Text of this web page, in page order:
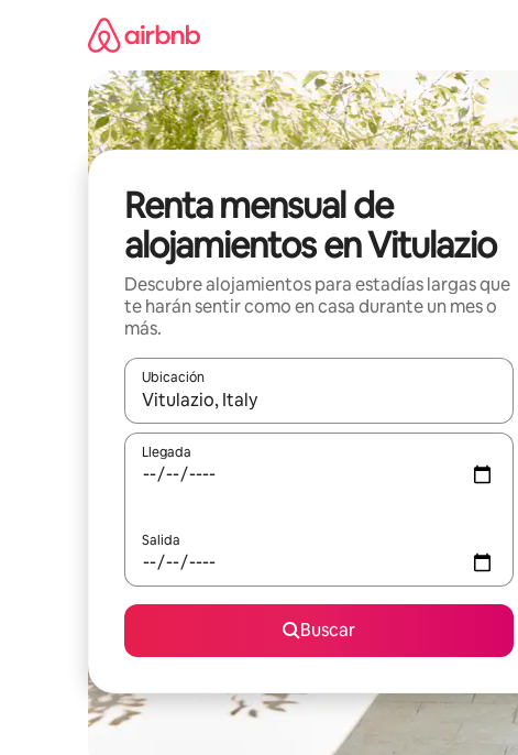
Renta mensual de
alojamientos en Vitulazio
Descubre alojamientos para estadías largas que
te harán sentir como en casa durante un mes o
más.
Ubicación
Cuando los resultados estén disponibles, navega
Llegada
Salida
Buscar